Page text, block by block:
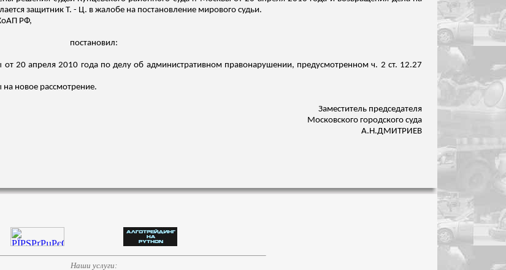
защитник Т. - Ц. в жалобе на постановление мирового судьи.
РФ,
постановил:
от 20 апреля 2010 года по делу об административном правонарушении, предусмотренном ч. 2 ст. 12.27
новое рассмотрение.
Заместитель председателя
Московского городского суда
А.Н.ДМИТРИЕВ
Наши услуги: